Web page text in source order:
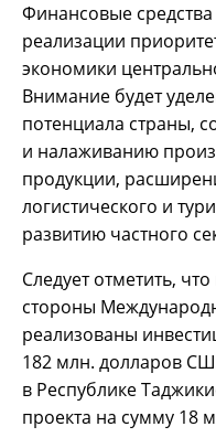
Финансовые
реализации
экономики
Внимание будет
потенциала страны,
и налаживанию
продукции,
логистического и
развитию частного
Следует отметить,
стороны
реализованы
182 млн. долларов
в Республике
проекта на сумму 18